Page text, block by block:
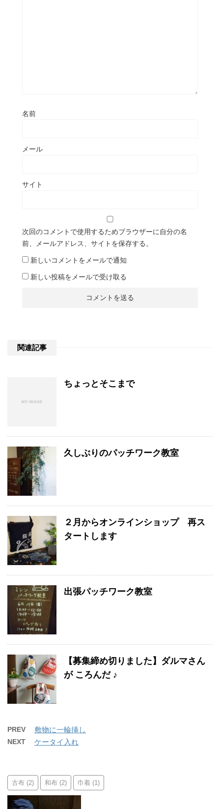
名前
メール
サイト
次回のコメントで使用するためブラウザーに自分の名
前、メールアドレス、サイトを保存する。
新しいコメントをメールで通知
新しい投稿をメールで受け取る
関連記事
ちょっとそこまで
久しぶりのパッチワーク教室
２月からオンラインショップ 再ス
タートします
出張パッチワーク教室
【募集締め切りました】ダルマさん
が ころんだ ♪
PREV 敷物に一輪挿し
NEXT ケータイ入れ
古布 (2) 和布 (2) 巾着 (1)